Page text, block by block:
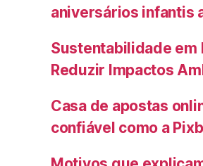
aniversários infantis
Sustentabilidade em
Reduzir Impactos
Casa de apostas
confiável como a